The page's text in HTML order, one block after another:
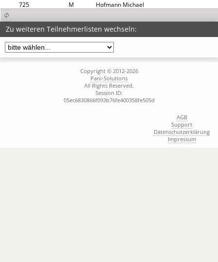
725
M
Hofmann Michael
743
W
Kraemer Alexandra
734
M
Kraemer Dominik
735
M
Kraemer Moritz
721
M
Kraemer Oliver
Krämer Jannik
Lippka Sylwia
W
Petershagen Anja
Zu weiteren Teilnehmerlisten wechseln:
Copyright © 2012-2026
Pani-Solutions
All Rights Reserved.
Session ID:
05ec6830866f093b76fe400358fe505d
AGB
Support
Datenschutzerklärung
Impressum